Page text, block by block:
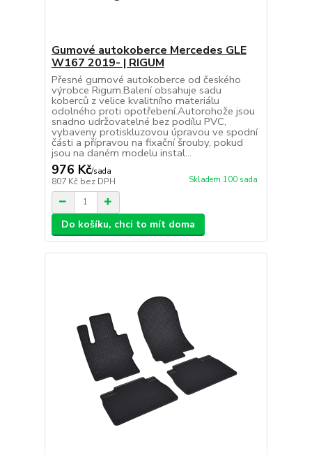
Gumové autokoberce Mercedes GLE
W167 2019- | RIGUM
Přesné gumové autokoberce od českého
výrobce Rigum.Balení obsahuje sadu
koberců z velice kvalitního materiálu
odolného proti opotřebení.Autorohože jsou
snadno udržovatelné bez podílu PVC,
vybaveny protiskluzovou úpravou ve spodní
části a přípravou na fixační šrouby, pokud
jsou na daném modelu instal...
976 Kč/sada
807 Kč bez DPH Skladem 100 sada
Do košíku, chci to mít doma